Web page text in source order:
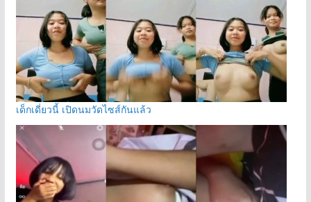
เด็กเดี่ยวนี้ เปิดนมวัดไซส์กันแล้ว